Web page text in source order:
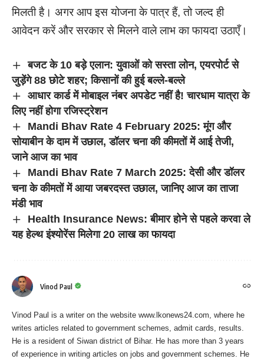
मिलती है। अगर आप इस योजना के पात्र हैं, तो जल्द ही
आवेदन करें और सरकार से मिलने वाले लाभ का फायदा उठाएँ।
बजट के 10 बड़े एलान: युवाओं को सस्ता लोन, एयरपोर्ट से
जुड़ेंगे 88 छोटे शहर; किसानों की हुई बल्ले-बल्ले
आधार कार्ड में मोबाइल नंबर अपडेट नहीं है! चारधाम यात्रा के
लिए नहीं होगा रजिस्ट्रेशन
Mandi Bhav Rate 4 February 2025: मूंग और
सोयाबीन के दाम में उछाल, डॉलर चना की कीमतों में आई तेजी,
जाने आज का भाव
Mandi Bhav Rate 7 March 2025: देसी और डॉलर
चना के कीमतों में आया जबरदस्त उछाल, जानिए आज का ताजा
मंडी भाव
Health Insurance News: बीमार होने से पहले करवा ले
यह हेल्थ इंश्योरेंस मिलेगा 20 लाख का फायदा
Vinod Paul
Vinod Paul is a writer on the website www.lkonews24.com, where he
writes articles related to government schemes, admit cards, results.
He is a resident of Siwan district of Bihar. He has more than 3 years
of experience in writing articles on jobs and government schemes. He